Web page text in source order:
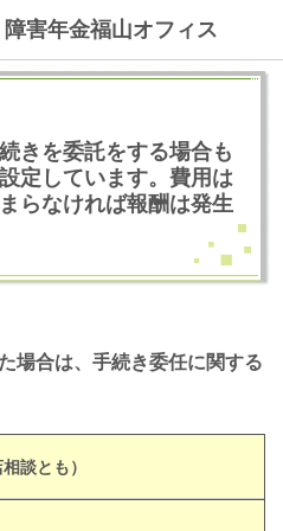
障害年金福山オフィス
きを委託をする場合も
定しています。費用は
らなければ報酬は発生
場合は、手続き委任に関する
店相談とも）